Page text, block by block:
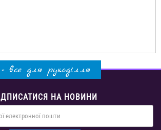
все для рукоділля
НА НОВИНИ